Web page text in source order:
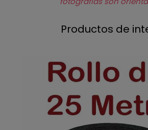
Productos de